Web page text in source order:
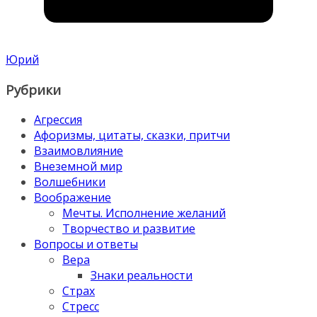
Юрий
Рубрики
Агрессия
Афоризмы, цитаты, сказки, притчи
Взаимовлияние
Внеземной мир
Волшебники
Воображение
Мечты. Исполнение желаний
Творчество и развитие
Вопросы и ответы
Вера
Знаки реальности
Страх
Стресс